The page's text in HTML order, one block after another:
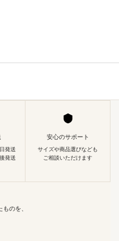
発送
発送
安心のサポート
サイズや商品選びなども
ご相談いただけます
のを、